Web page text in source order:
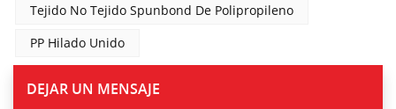
Tejido No Tejido Spunbond De Polipropileno
PP Hilado Unido
DEJAR UN MENSAJE